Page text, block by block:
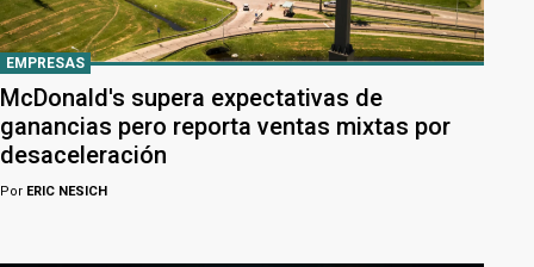
EMPRESAS
McDonald's supera expectativas de
ganancias pero reporta ventas mixtas por
desaceleración
Por ERIC NESICH